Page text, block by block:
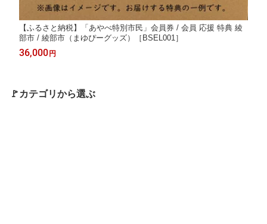
【ふるさと納税】「あやべ特別市民」会員券 / 会員 応援 特典 綾
部市 / 綾部市（まゆぴーグッズ）［BSEL001］
36,000円
🚩カテゴリから選ぶ